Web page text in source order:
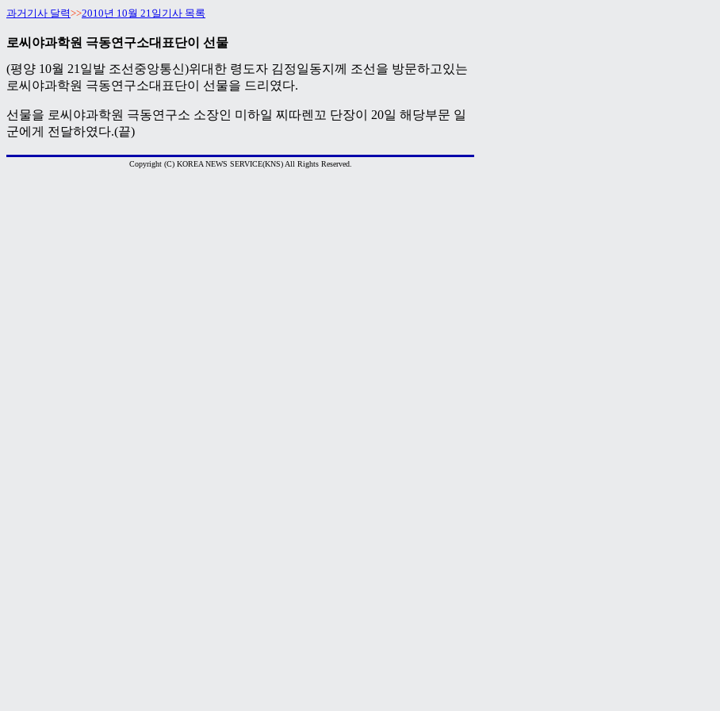
과거기사 달력>>2010년 10월 21일기사 목록
로씨야과학원 극동연구소대표단이 선물
(평양 10월 21일발 조선중앙통신)위대한 령도자 김정일동지께 조선을 방문하고있는
로씨야과학원 극동연구소대표단이 선물을 드리였다.
선물을 로씨야과학원 극동연구소 소장인 미하일 찌따렌꼬 단장이 20일 해당부문 일
군에게 전달하였다.(끝)
Copyright (C) KOREA NEWS SERVICE(KNS) All Rights Reserved.